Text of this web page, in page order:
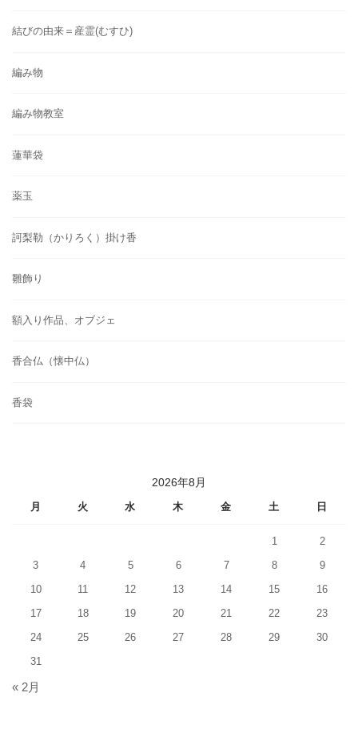
結びの由来＝産霊(むすひ)
編み物
編み物教室
蓮華袋
薬玉
訶梨勒（かりろく）掛け香
雛飾り
額入り作品、オブジェ
香合仏（懐中仏）
香袋
2026年8月
月 火 水 木 金 土 日
1
2
3
4 5 6 7 8
9
10
11 12 13 14 15
16
17
18 19 20 21 22
23
24
25 26 27 28 29
30
31
« 2月